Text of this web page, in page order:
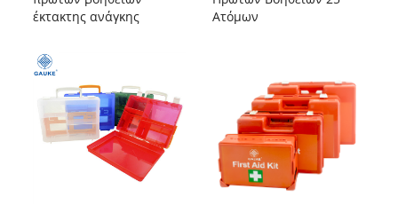
έκτακτης ανάγκης
Ατόμων